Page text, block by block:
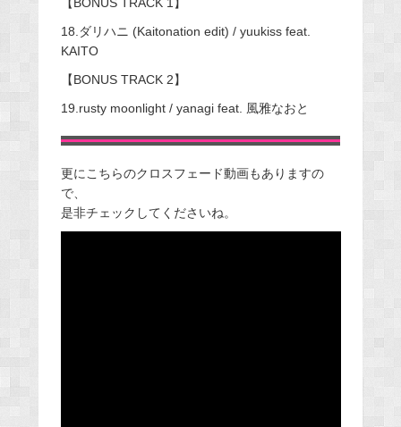
【BONUS TRACK 1】
18.ダリハニ (Kaitonation edit) / yuukiss feat.
KAITO
【BONUS TRACK 2】
19.rusty moonlight / yanagi feat. 風雅なおと
更にこちらのクロスフェード動画もありますの
で、
是非チェックしてくださいね。